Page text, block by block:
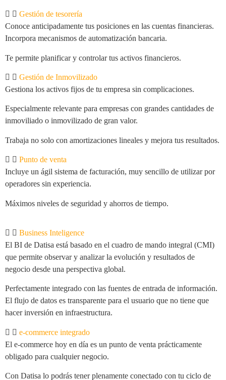
Gestión de tesorería
Conoce anticipadamente tus posiciones en las cuentas financieras.
Incorpora mecanismos de automatización bancaria.
Te permite planificar y controlar tus activos financieros.
Gestión de Inmovilizado
Gestiona los activos fijos de tu empresa sin complicaciones.
Especialmente relevante para empresas con grandes cantidades de
inmoviliado o inmovilizado de gran valor.
Trabaja no solo con amortizaciones lineales y mejora tus resultados.
Punto de venta
Incluye un ágil sistema de facturación, muy sencillo de utilizar por
operadores sin experiencia.
Máximos niveles de seguridad y ahorros de tiempo.
Business Inteligence
El BI de Datisa está basado en el cuadro de mando integral (CMI)
que permite observar y analizar la evolución y resultados de
negocio desde una perspectiva global.
Perfectamente integrado con las fuentes de entrada de información.
El flujo de datos es transparente para el usuario que no tiene que
hacer inversión en infraestructura.
e-commerce integrado
El e-commerce hoy en día es un punto de venta prácticamente
obligado para cualquier negocio.
Con Datisa lo podrás tener plenamente conectado con tu ciclo de